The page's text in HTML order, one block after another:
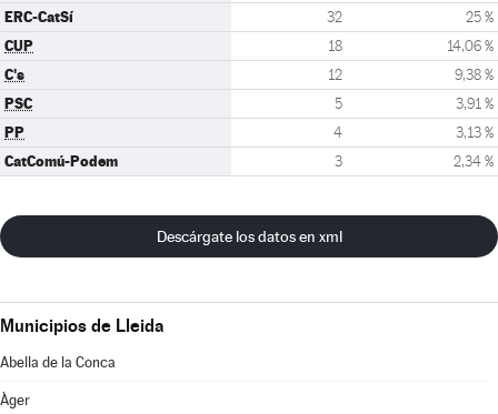
ERC-CatSí 32 25 %
CUP 18 14,06 %
C's 12 9,38 %
PSC 5 3,91 %
PP 4 3,13 %
CatComú-Podem 3 2,34 %
Descárgate los datos en xml
Municipios de Lleida
Abella de la Conca
Àger